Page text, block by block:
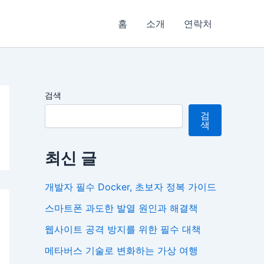
홈 소개 연락처
검색
검
색
최신 글
개발자 필수 Docker, 초보자 정복 가이드
스마트폰 과도한 발열 원인과 해결책
웹사이트 공격 방지를 위한 필수 대책
메타버스 기술로 변화하는 가상 여행